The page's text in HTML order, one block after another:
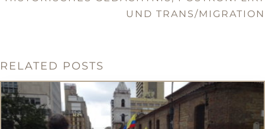
UND TRANS/MIGRATION
RELATED POSTS